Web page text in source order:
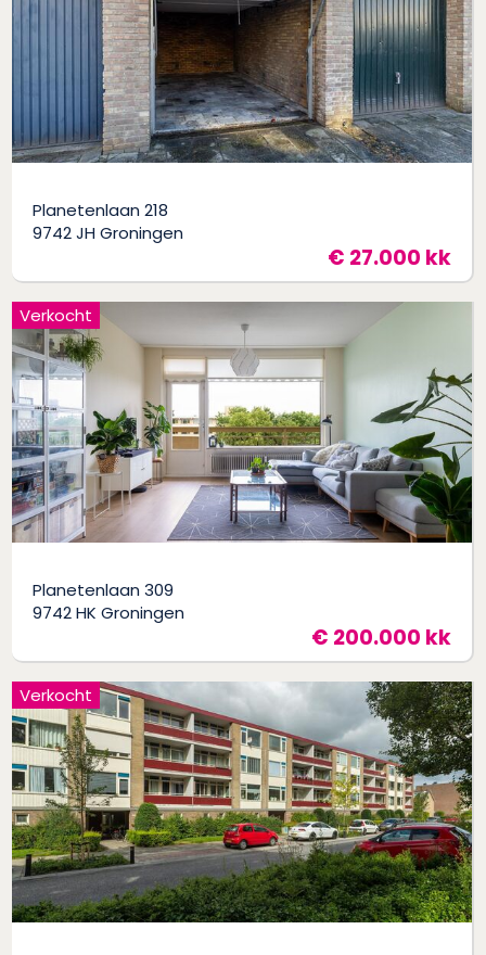
Planetenlaan 218
9742 JH Groningen
€ 27.000 kk
Planetenlaan 309
9742 HK Groningen
€ 200.000 kk
Verkocht
Verkocht